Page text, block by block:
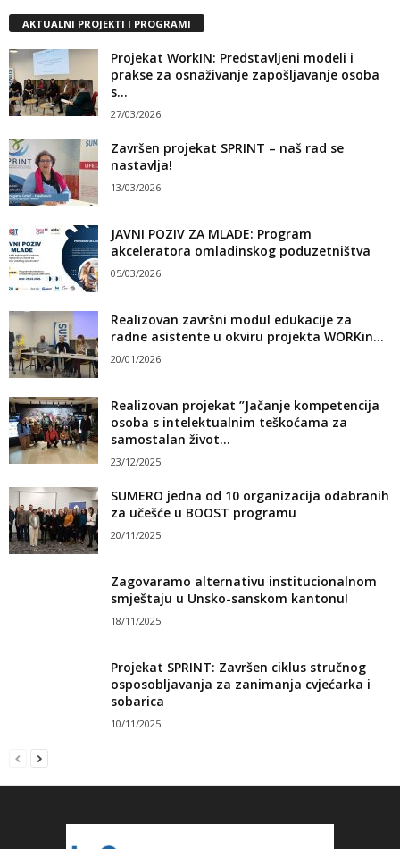
AKTUALNI PROJEKTI I PROGRAMI
Projekat WorkIN: Predstavljeni modeli i
prakse za osnaživanje zapošljavanje osoba
s...
27/03/2026
Završen projekat SPRINT – naš rad se
nastavlja!
13/03/2026
JAVNI POZIV ZA MLADE: Program
akceleratora omladinskog poduzetništva
05/03/2026
Realizovan završni modul edukacije za
radne asistente u okviru projekta WORKin...
20/01/2026
Realizovan projekat ”Jačanje kompetencija
osoba s intelektualnim teškoćama za
samostalan život...
23/12/2025
SUMERO jedna od 10 organizacija odabranih
za učešće u BOOST programu
20/11/2025
Zagovaramo alternativu institucionalnom
smještaju u Unsko-sanskom kantonu!
18/11/2025
Projekat SPRINT: Završen ciklus stručnog
osposobljavanja za zanimanja cvjećarka i
sobarica
10/11/2025